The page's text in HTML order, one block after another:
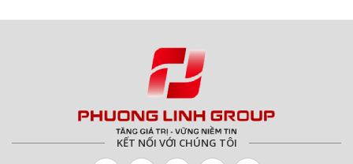
KẾT NỐI VỚI CHÚNG TÔI